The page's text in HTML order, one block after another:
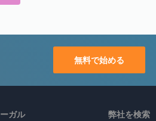
無料で始める
ガル 弊社を検索